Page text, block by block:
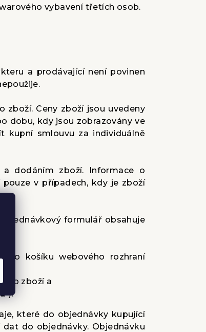
vybavení třetích osob.
a prodávající není povinen
zboží. Ceny zboží jsou uvedeny
dobu, kdy jsou zobrazovány ve
kupní smlouvu za individuálně
dodáním zboží. Informace o
v případech, kdy je zboží
formulář obsahuje
košíku webového rozhraní
zboží a
“).
které do objednávky kupující
do objednávky. Objednávku